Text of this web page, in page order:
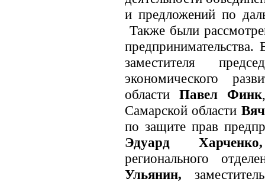
и предложений по
Также были
заместителя
экономического
области Павел Финк
Самарской области
по защите прав
Эдуард Харченко,
регионального
Ульянин,